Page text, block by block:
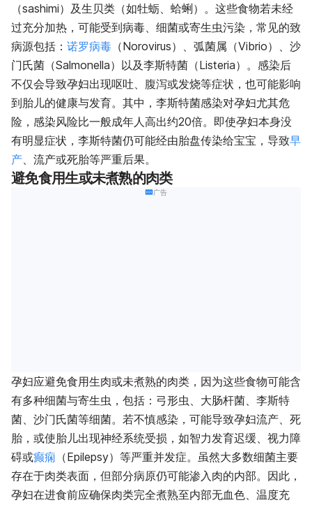
（sashimi）及生贝类（如牡蛎、蛤蜊）。这些食物若未经
过充分加热，可能受到病毒、细菌或寄生虫污染，常见的致
病源包括： 诺罗病毒 （Norovirus）、弧菌属（Vibrio）、沙
门氏菌（Salmonella）以及李斯特菌（Listeria）。感染后
不仅会导致孕妇出现呕吐、腹泻或发烧等症状，也可能影响
到胎儿的健康与发育。其中，李斯特菌感染对孕妇尤其危
险，感染风险比一般成年人高出约20倍。即使孕妇本身没
有明显症状，李斯特菌仍可能经由胎盘传染给宝宝，导致早
产 、流产或死胎等严重后果。
避免食用生或未煮熟的肉类
广告
孕妇应避免食用生肉或未煮熟的肉类，因为这些食物可能含
有多种细菌与寄生虫，包括：弓形虫、大肠杆菌、李斯特
菌、沙门氏菌等细菌。若不慎感染，可能导致孕妇流产、死
胎，或使胎儿出现神经系统受损，如智力发育迟缓、视力障
碍或癫痫 （Epilepsy）等严重并发症。虽然大多数细菌主要
存在于肉类表面，但部分病原仍可能渗入肉的内部。因此，
孕妇在进食前应确保肉类完全煮熟至内部无血色、温度充